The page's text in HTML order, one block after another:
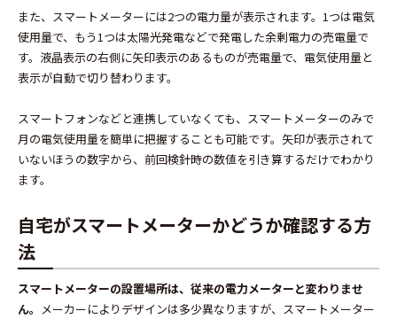
また、スマートメーターには2つの電力量が表示されます。1つは電気
使用量で、もう1つは太陽光発電などで発電した余剰電力の売電量で
す。 液晶表示の右側に矢印表示のあるものが売電量で、電気使用量と
表示が自動で切り替わります。
スマートフォンなどと連携していなくても、スマートメーターのみで
月の電気使用量を簡単に把握することも可能です。矢印が表示されて
いないほうの数字から、前回検針時の数値を引き算するだけでわかり
ます。
自宅がスマートメーターかどうか確認する方
法
スマートメーターの設置場所は、従来の電力メーターと変わりませ
ん。 メーカーによりデザインは多少異なりますが、スマートメーター